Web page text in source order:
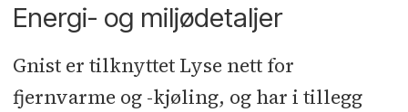
Energi- og miljødetaljer
Gnist er tilknyttet Lyse nett for
fjernvarme og -kjøling, og har i tillegg